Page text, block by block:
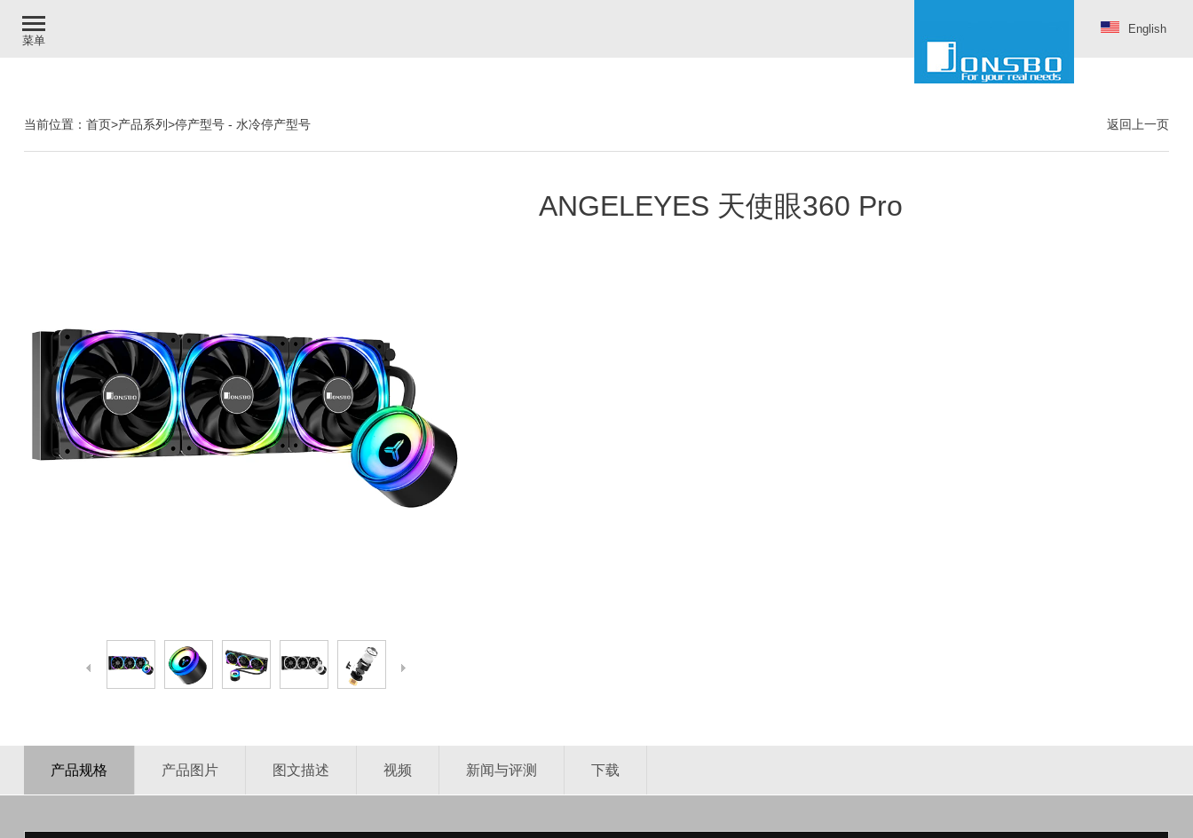
菜单
English
返回上一页
当前位置： 首页>产品系列>停产型号- 水冷停产型号
ANGELEYES 天使眼360 Pro
产品规格 产品图片 图文描述 视频 新闻与评测 下载